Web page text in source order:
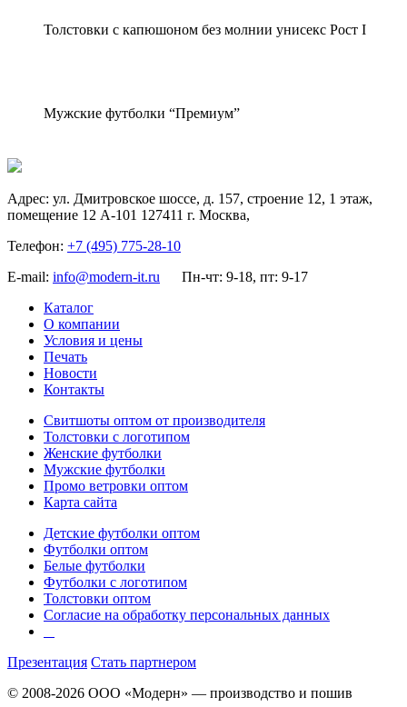
Толстовки с капюшоном без молнии унисекс Рост I
Мужские футболки “Премиум”
Адрес: ул. Дмитровское шоссе, д. 157, строение 12, 1 этаж,
помещение 12 А-101 127411 г. Москва,
Телефон: +7 (495) 775-28-10
E-mail: info@modern-it.ru
Пн-чт: 9-18, пт: 9-17
Каталог
О компании
Условия и цены
Печать
Новости
Контакты
Свитшоты оптом от производителя
Толстовки с логотипом
Женские футболки
Мужские футболки
Промо ветровки оптом
Карта сайта
Детские футболки оптом
Футболки оптом
Белые футболки
Футболки с логотипом
Толстовки оптом
Согласие на обработку персональных данных
Презентация Стать партнером
© 2008-2026 ООО «Модерн» — производство и пошив